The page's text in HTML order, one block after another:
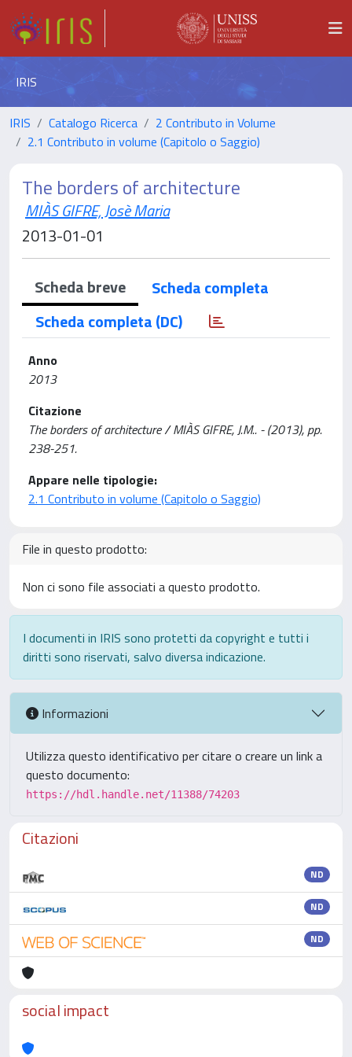
IRIS
IRIS Catalogo Ricerca
2 Contributo in Volume
2.1 Contributo in volume (Capitolo o Saggio)
The borders of architecture
MIÀS GIFRE, Josè Maria
2013-01-01
Scheda breve
Scheda completa
Scheda completa (DC)
Anno
2013
Citazione
The borders of architecture / MIÀS GIFRE, J.M.. - (2013), pp.
238-251.
Appare nelle tipologie:
2.1 Contributo in volume (Capitolo o Saggio)
File in questo prodotto:
Non ci sono file associati a questo prodotto.
I documenti in IRIS sono protetti da copyright e tutti i
diritti sono riservati, salvo diversa indicazione.
Informazioni
Utilizza questo identificativo per citare o creare un link a
questo documento:
https://hdl.handle.net/11388/74203
Citazioni
ND
ND
ND
social impact